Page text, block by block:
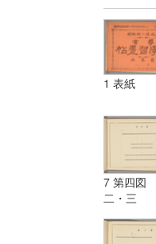
1 表紙
7 第四図
二・三